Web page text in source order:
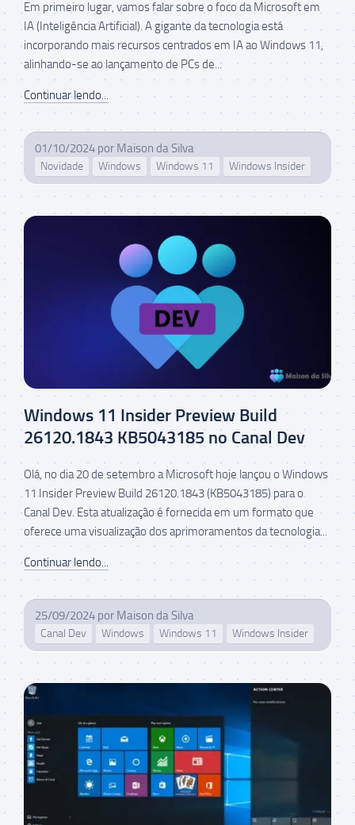
Em primeiro lugar, vamos falar sobre o foco da Microsoft em
IA (Inteligência Artificial). A gigante da tecnologia está
incorporando mais recursos centrados em IA ao Windows 11,
alinhando-se ao lançamento de PCs de...
Continuar lendo...
01/10/2024 por Maison da Silva
Novidade Windows Windows 11 Windows Insider
Windows 11 Insider Preview Build
26120.1843 KB5043185 no Canal Dev
Olá, no dia 20 de setembro a Microsoft hoje lançou o Windows
11 Insider Preview Build 26120.1843 (KB5043185) para o
Canal Dev. Esta atualização é fornecida em um formato que
oferece uma visualização dos aprimoramentos da tecnologia...
Continuar lendo...
25/09/2024 por Maison da Silva
Canal Dev Windows Windows 11 Windows Insider